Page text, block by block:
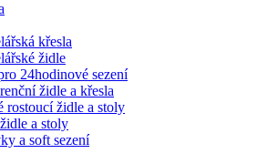
křesla
židle
24hodinové sezení
židle a křesla
rostoucí židle a stoly
a stoly
a soft sezení